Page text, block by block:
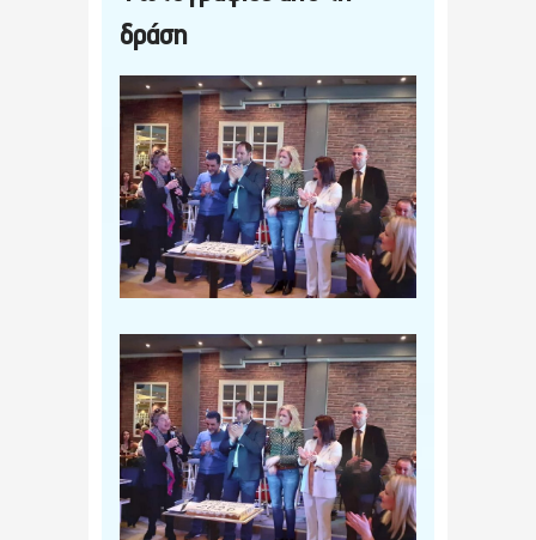
δράση